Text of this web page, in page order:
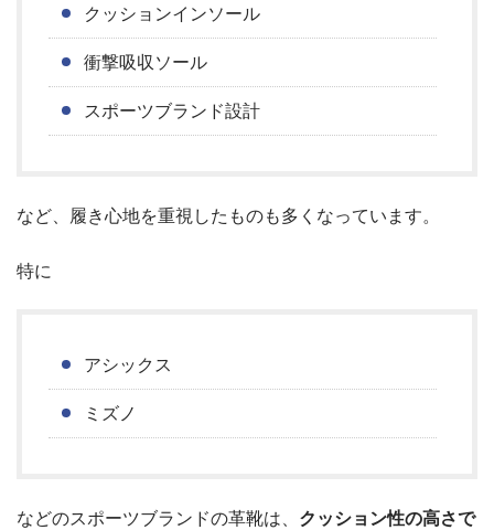
クッションインソール
衝撃吸収ソール
スポーツブランド設計
など、履き心地を重視したものも多くなっています。
特に
アシックス
ミズノ
などのスポーツブランドの革靴は、 クッション性の高さで